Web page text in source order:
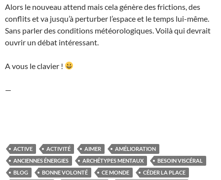
Alors le nouveau attend mais cela génère des frictions, des
conflits et va jusqu’à perturber l’espace et le temps lui-même.
Sans parler des conditions météorologiques. Voilà qui devrait
ouvrir un débat intéressant.
A vous le clavier !
—
ACTIVE ACTIVITÉ AIMER
AMÉLIORATION
ANCIENNES ÉNERGIES
ARCHÉTYPES MENTAUX
BESOIN VISCÉRAL
BLOG
BONNE VOLONTÉ CE MONDE
CÉDER LA PLACE